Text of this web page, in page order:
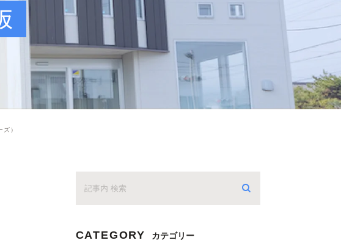
）
CATEGORY カテゴリー